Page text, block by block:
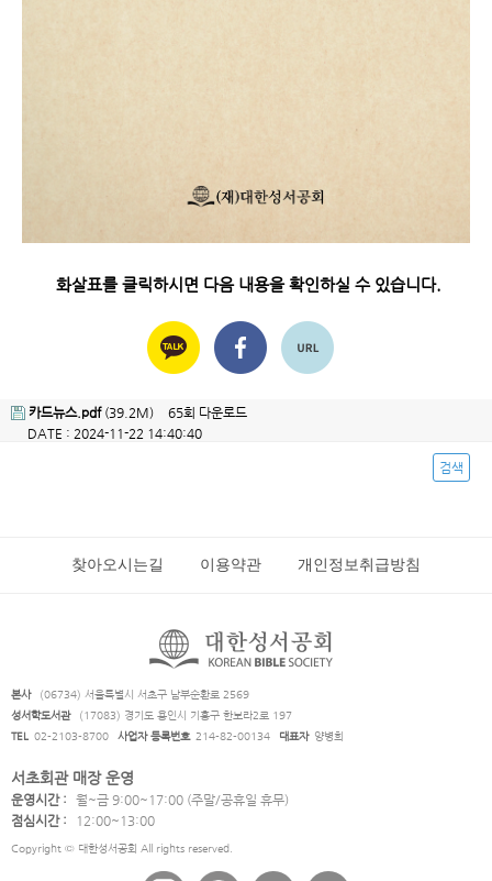
화살표를 클릭하시면 다음 내용을 확인하실 수 있습니다.
카드뉴스.pdf(39.2M)
65회 다운로드
DATE : 2024-11-22 14:40:40
검색
찾아오시는길 이용약관 개인정보취급방침
본사
(06734) 서울특별시 서초구 남부순환로 2569
성서학도서관
(17083) 경기도 용인시 기흥구 한보라2로 197
TEL 02-2103-8700 사업자 등록번호 214-82-00134 대표자 양병희
서초회관 매장 운영
운영시간 :
월~금 9:00~17:00 (주말/공휴일 휴무)
점심시간 :
12:00~13:00
Copyright © 대한성서공회 All rights reserved.